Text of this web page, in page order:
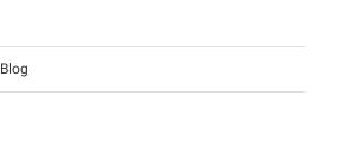
Blog